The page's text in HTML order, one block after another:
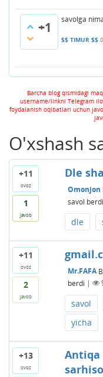
+1
savolga
$$ TIMUR $$
Barcha blog qismidagi
username/linkni Telegram
foydalanish oqibatlari uchun
O'xshash
+11
ovoz
1
javob
Dle
Omonjon
savol berdi
dle
+11
ovoz
2
javob
Mr.FAFA
berdi |
savol
yicha
+13
ovoz